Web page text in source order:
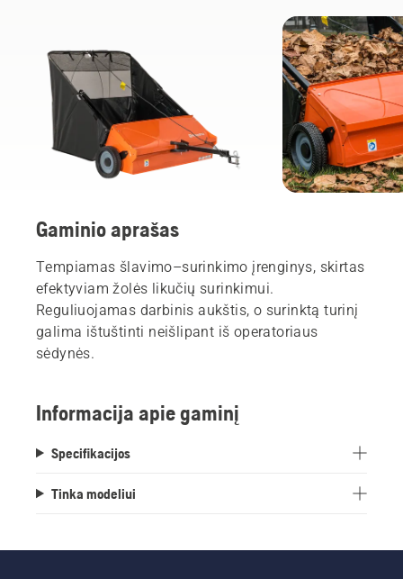
Gaminio aprašas
Tempiamas šlavimo–surinkimo įrenginys, skirtas
efektyviam žolės likučių surinkimui.
Reguliuojamas darbinis aukštis, o surinktą turinį
galima ištuštinti neišlipant iš operatoriaus
sėdynės.
Informacija apie gaminį
Specifikacijos
Tinka modeliui